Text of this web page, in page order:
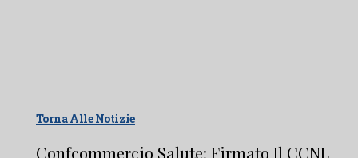
Torna Alle Notizie
Confcommercio Salute: Firmato Il CCNL